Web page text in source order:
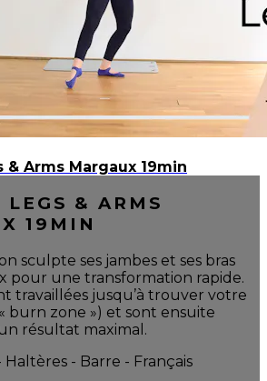
& Arms Margaux 19min
LEGS & ARMS
19MIN
sculpte ses jambes et ses bras
pour une transformation rapide.
travaillées jusqu’à trouver votre
burn zone ») et sont ensuite
résultat maximal.
- Barre - Français